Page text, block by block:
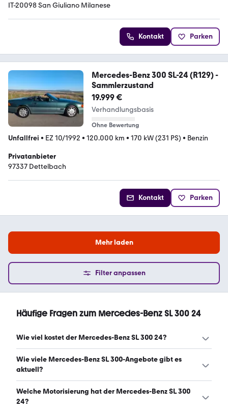
IT-20098 San Giuliano Milanese
Kontakt Parken
Mercedes-Benz 300 SL-24 (R129) -
Sammlerzustand
19.999 €
Verhandlungsbasis
Ohne Bewertung
Unfallfrei • EZ 10/1992 • 120.000 km • 170 kW (231 PS) • Benzin
Privatanbieter
97337 Dettelbach
Kontakt Parken
Mehr laden
Filter anpassen
Häufige Fragen zum Mercedes-Benz SL 300 24
Wie viel kostet der Mercedes-Benz SL 300 24?
Ein guter Preis für einen Mercedes-Benz SL 300 24 liegt
zwischen 15.025 € und 21.955 €. (Stand: 8.8.2026)
Wie viele Mercedes-Benz SL 300-Angebote gibt es
aktuell?
Es gibt insgesamt 78 Mercedes-Benz SL 300 bei
mobile.de, davon 78 Gebraucht- und 0 Neuwagen.
Welche Motorisierung hat der Mercedes-Benz SL 300
24?